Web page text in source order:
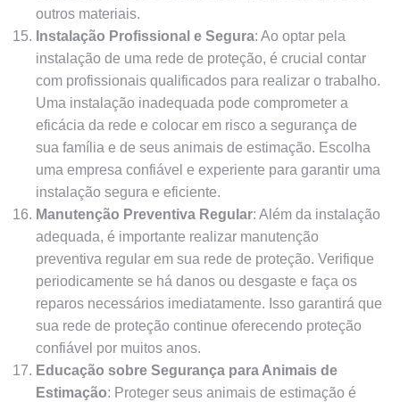
outros materiais.
Instalação Profissional e Segura: Ao optar pela
instalação de uma rede de proteção, é crucial contar
com profissionais qualificados para realizar o trabalho.
Uma instalação inadequada pode comprometer a
eficácia da rede e colocar em risco a segurança de
sua família e de seus animais de estimação. Escolha
uma empresa confiável e experiente para garantir uma
instalação segura e eficiente.
Manutenção Preventiva Regular: Além da instalação
adequada, é importante realizar manutenção
preventiva regular em sua rede de proteção. Verifique
periodicamente se há danos ou desgaste e faça os
reparos necessários imediatamente. Isso garantirá que
sua rede de proteção continue oferecendo proteção
confiável por muitos anos.
Educação sobre Segurança para Animais de
Estimação: Proteger seus animais de estimação é